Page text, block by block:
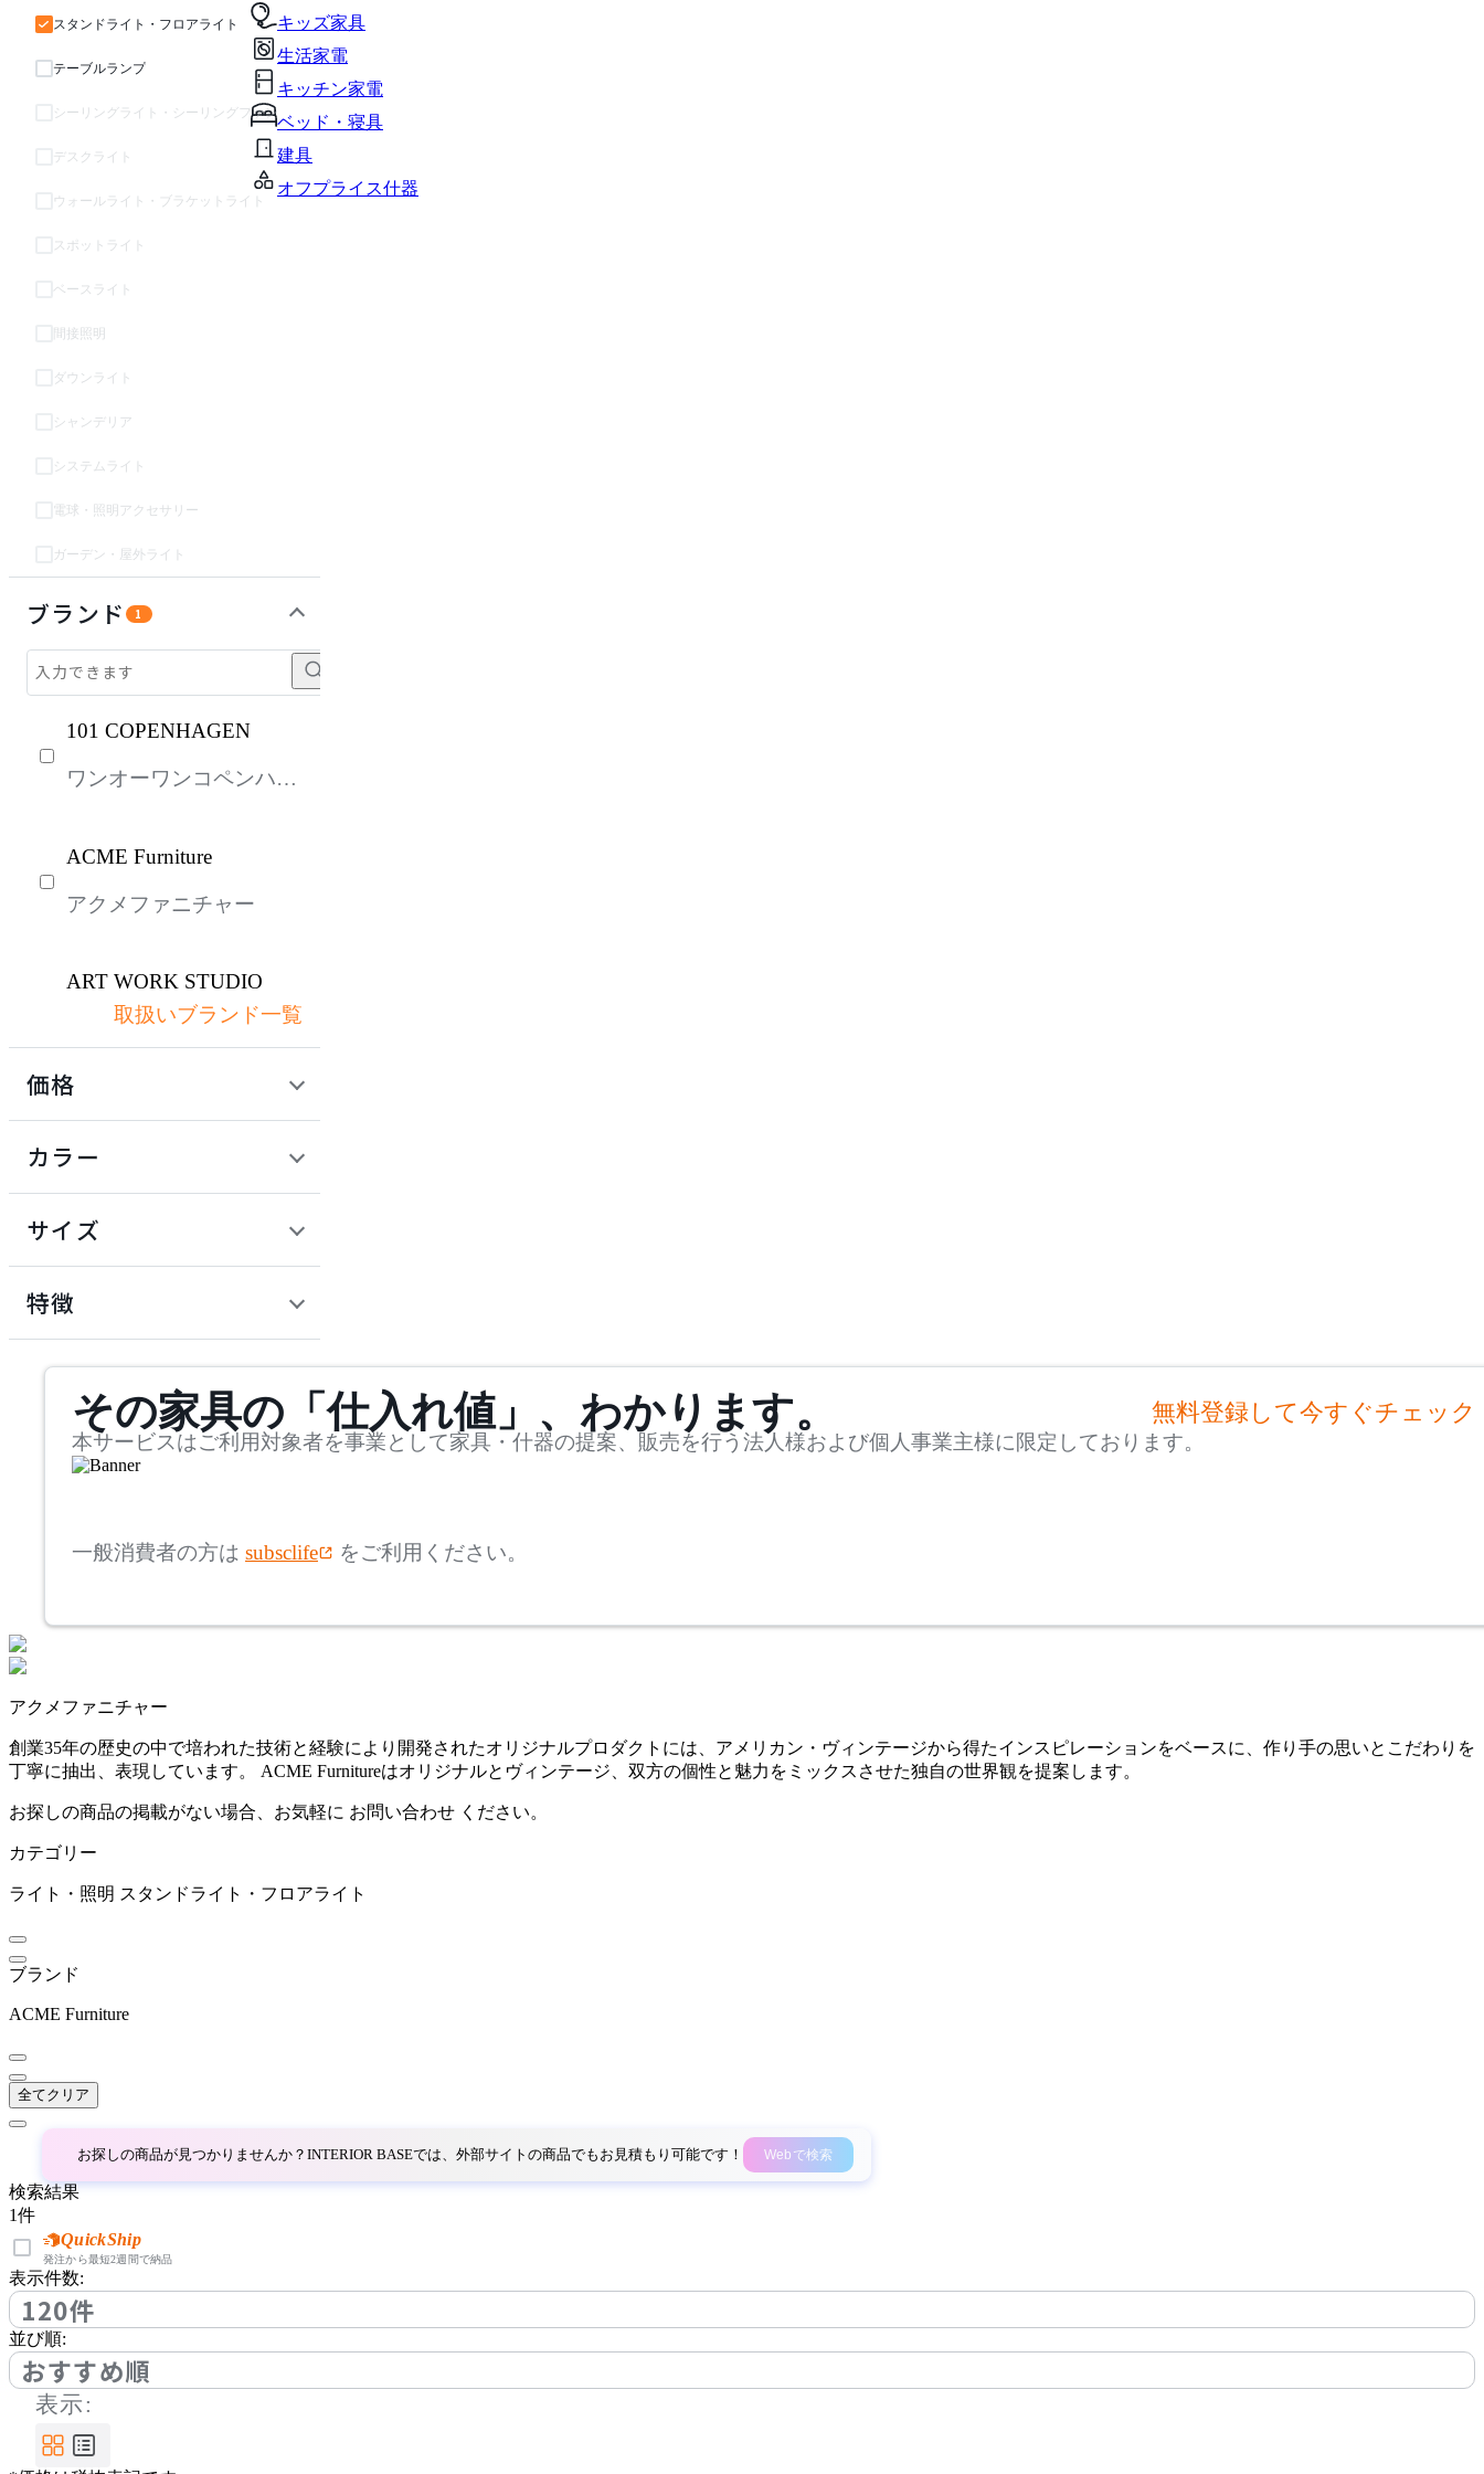
キッズ家具
生活家電
キッチン家電
ベッド・寝具
建具
オフプライス什器
スタンドライト・フロアライト
テーブルランプ
シーリングライト・シーリングファン
デスクライト
ウォールライト・ブラケットライト
スポットライト
ベースライト
間接照明
ダウンライト
シャンデリア
システムライト
電球・照明アクセサリー
ガーデン・屋外ライト
ブランド 1
101 COPENHAGEN
ワンオーワンコペンハー
ACME Furniture
アクメファニチャー
ART WORK STUDIO
アートワークスタジオ
アルテック
Artemide
アステップ
CL Sterling & Son
シーエル スターリングア
ンドサン
cosine
コサイン
DCW éditions
DI CLASSE
ディクラッセ
ELUX
エルックス
Estiluz
エスティルース
取扱いブランド一覧
価格
カラー
サイズ
mm
検索
~
~
mm
特徴
その家具の「仕入れ値」、わかります。 無料登録して今すぐチェック
本サービスはご利用対象者を事業として家具・什器の提案、販売を行う法人様および個人事業主様に限定しております。
一般消費者の方は subsclife をご利用ください。
アクメファニチャー
創業35年の歴史の中で培われた技術と経験により開発されたオリジナルプロダクトには、アメリカン・ヴィンテージから得たインスピレーションをベースに、作り手の思いとこだわりを
丁寧に抽出、表現しています。 ACME Furnitureはオリジナルとヴィンテージ、双方の個性と魅力をミックスさせた独自の世界観を提案します。
お探しの商品の掲載がない場合、お気軽に お問い合わせ ください。
カテゴリー
ライト・照明 スタンドライト・フロアライト
ブランド
ACME Furniture
全てクリア
お探しの商品が見つかりませんか？INTERIOR BASEでは、外部サイトの商品でもお見積もり可能です！ Webで検索
検索結果
1件
QuickShip
発注から最短2週間で納品
表示件数:
120件
並び順:
おすすめ順
表示: